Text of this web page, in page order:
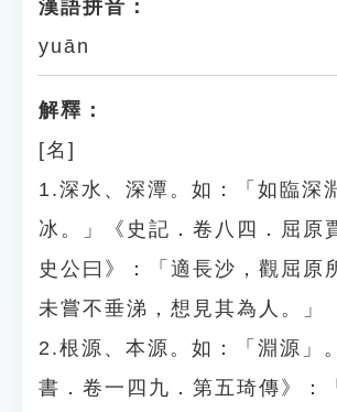
漢語拼音：
yuān
解釋：
[名]
1.深水、深潭。如：「如臨深
冰。」《史記．卷八四．屈原
史公曰》：「適長沙，觀屈原
未嘗不垂涕，想見其為人。」
2.根源、本源。如：「淵源」
書．卷一四九．第五琦傳》：